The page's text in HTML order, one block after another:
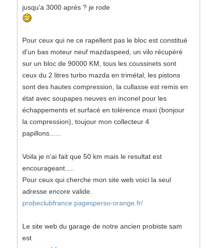
jusqu'a 3000 aprés ? je rode
Pour ceux qui ne ce rapellent pas le bloc est constitué
d'un bas moteur neuf mazdaspeed, un vilo récupéré
sur un bloc de 90000 KM, tous les coussinets sont
ceux du 2 litres turbo mazda en trimétal, les pistons
sont des hautes compression, la cullasse est remis en
état avec soupapes neuves en inconel pour les
échappements et surfacé en tolérence maxi (bonjour
la compression), toujour mon collecteur 4
papillons......
Voila je n'ai fait que 50 km mais le resultat est
encourageant.....
Pour ceux qui cherche mon site web voici la seul
adresse encore valide.
probeclubfrance.pagesperso-orange.fr/
Le site web du garage de notre ancien probiste sam
est